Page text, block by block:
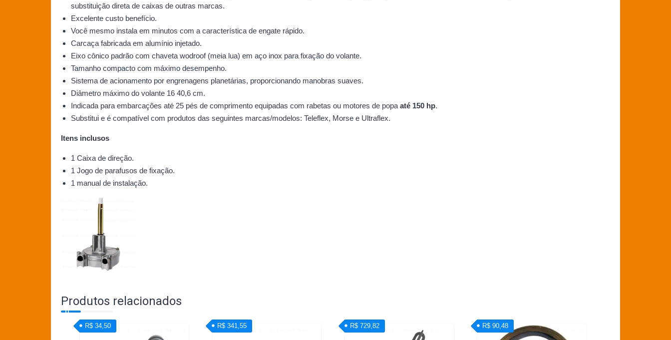
substituição direta de caixas de outras marcas.
Excelente custo benefício.
Você mesmo instala em minutos com a característica de engate rápido.
Carcaça fabricada em alumínio injetado.
Eixo cônico padrão com chaveta wodroof (meia lua) em aço inox para fixação do volante.
Tamanho compacto com máximo desempenho.
Sistema de acionamento por engrenagens planetárias, proporcionando manobras suaves.
Diâmetro máximo do volante 16 40,6 cm.
Indicada para embarcações até 25 pés de comprimento equipadas com rabetas ou motores de popa até 150 hp.
Substitui e é compatível com produtos das seguintes marcas/modelos: Teleflex, Morse e Ultraflex.
Itens inclusos
1 Caixa de direção.
1 Jogo de parafusos de fixação.
1 manual de instalação.
Produtos relacionados
R$ 34,50 R$ 341,55 R$ 729,82 R$ 90,48